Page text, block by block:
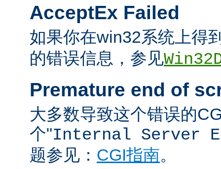
AcceptEx Failed
如果你在win32系统上得
的错误信息，参见
Premature end of
大多数导致这个错误的
个"Internal Server
题参见： CGI指南。